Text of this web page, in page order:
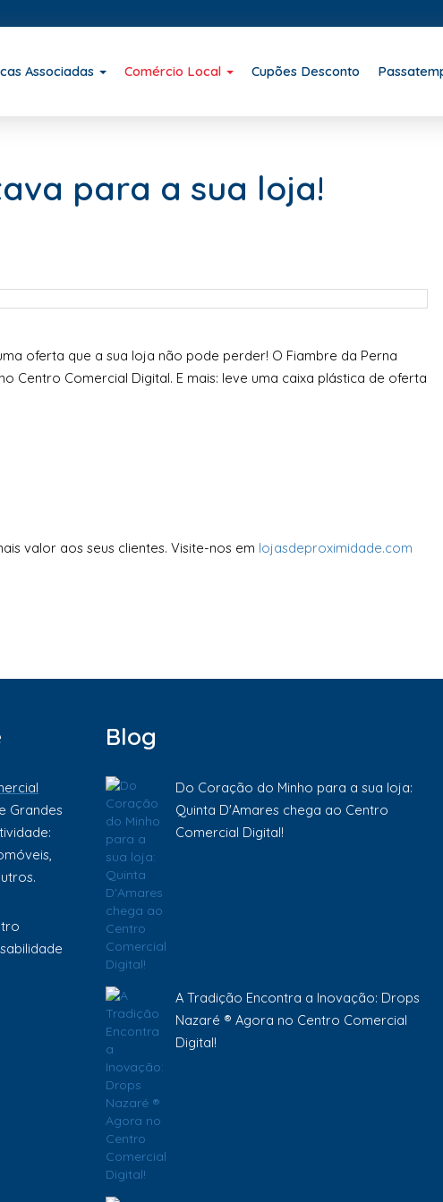
Associadas Comércio Local Cupões Desconto
para a sua loja!
oferta que a sua loja não pode perder! O Fiambre da Perna
Centro Comercial Digital. E mais: leve uma caixa plástica de oferta
valor aos seus clientes. Visite-nos em lojasdeproximidade.com
Grandes
Blog
Do Coração do Minho para a sua loja:
Quinta D'Amares chega ao Centro
Comercial Digital!
A Tradição Encontra a Inovação: Drops
Nazaré ® Agora no Centro Comercial
Digital!